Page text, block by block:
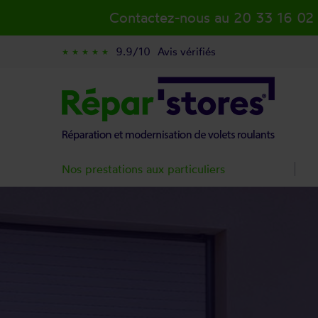
Contactez-nous au 20 33 16
star_rate star_rate star_rate star_rate star_rate 9.9/10 Avis vérifiés
Nos prestations aux particuliers